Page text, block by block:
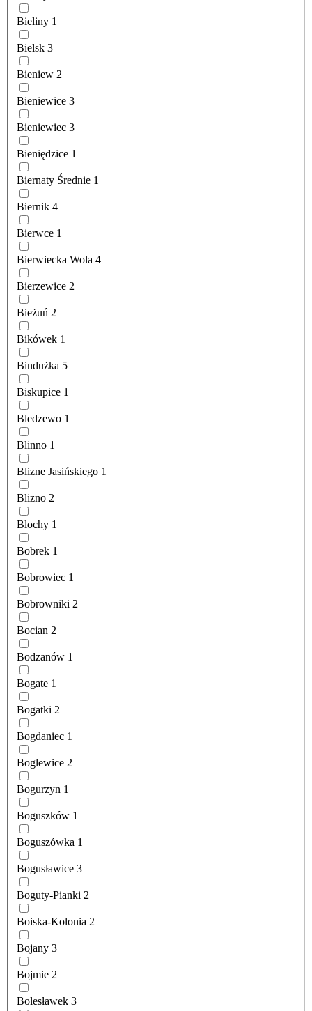
Bieliny 1
Bielsk 3
Bieniew 2
Bieniewice 3
Bieniewiec 3
Bieniędzice 1
Biernaty Średnie 1
Biernik 4
Bierwce 1
Bierwiecka Wola 4
Bierzewice 2
Bieżuń 2
Bikówek 1
Bindużka 5
Biskupice 1
Bledzewo 1
Blinno 1
Blizne Jasińskiego 1
Blizno 2
Blochy 1
Bobrek 1
Bobrowiec 1
Bobrowniki 2
Bocian 2
Bodzanów 1
Bogate 1
Bogatki 2
Bogdaniec 1
Boglewice 2
Bogurzyn 1
Boguszków 1
Boguszówka 1
Bogusławice 3
Boguty-Pianki 2
Boiska-Kolonia 2
Bojany 3
Bojmie 2
Bolesławek 3